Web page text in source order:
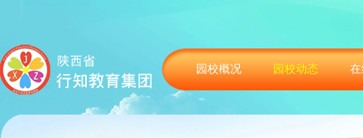
园校概况 园校动态